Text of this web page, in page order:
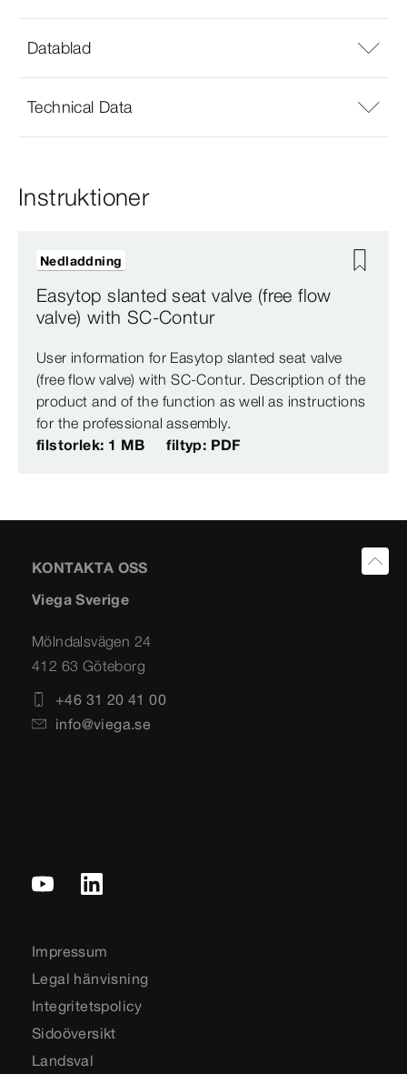
Datablad
Technical Data
Instruktioner
Easytop slanted seat valve (free flow
valve) with SC-Contur
User information for Easytop slanted seat valve
(free flow valve) with SC-Contur. Description of the
product and of the function as well as instructions
for the professional assembly.
filstorlek: 1 MB
filtyp: PDF
Nedladdning
KONTAKTA OSS
Viega Sverige
Mölndalsvägen 24
412 63 Göteborg
+46 31 20 41 00
info@viega.se
Impressum
Legal hänvisning
Integritetspolicy
Sidoöversikt
Landsval